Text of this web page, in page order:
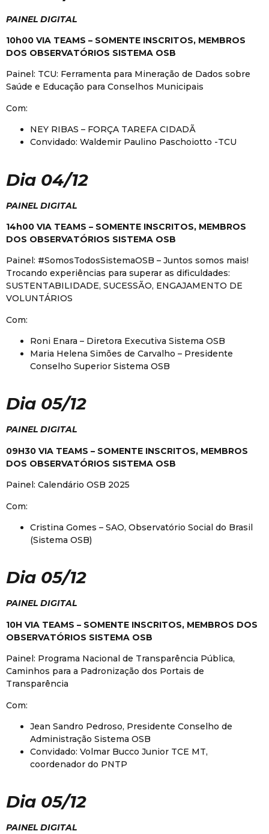
PAINEL DIGITAL
10h00 VIA TEAMS – SOMENTE INSCRITOS, MEMBROS
DOS OBSERVATÓRIOS SISTEMA OSB
Painel: TCU: Ferramenta para Mineração de Dados sobre
Saúde e Educação para Conselhos Municipais
Com:
NEY RIBAS – FORÇA TAREFA CIDADÃ
Convidado: Waldemir Paulino Paschoiotto -TCU
Dia 04/12
PAINEL DIGITAL
14h00 VIA TEAMS – SOMENTE INSCRITOS, MEMBROS
DOS OBSERVATÓRIOS SISTEMA OSB
Painel: #SomosTodosSistemaOSB – Juntos somos mais!
Trocando experiências para superar as dificuldades:
SUSTENTABILIDADE, SUCESSÃO, ENGAJAMENTO DE
VOLUNTÁRIOS
Com:
Roni Enara – Diretora Executiva Sistema OSB
Maria Helena Simões de Carvalho – Presidente
Conselho Superior Sistema OSB
Dia 05/12
PAINEL DIGITAL
09H30 VIA TEAMS – SOMENTE INSCRITOS, MEMBROS
DOS OBSERVATÓRIOS SISTEMA OSB
Painel: Calendário OSB 2025
Com:
Cristina Gomes – SAO, Observatório Social do Brasil
(Sistema OSB)
Dia 05/12
PAINEL DIGITAL
10H VIA TEAMS – SOMENTE INSCRITOS, MEMBROS DOS
OBSERVATÓRIOS SISTEMA OSB
Painel: Programa Nacional de Transparência Pública,
Caminhos para a Padronização dos Portais de
Transparência
Com:
Jean Sandro Pedroso, Presidente Conselho de
Administração Sistema OSB
Convidado: Volmar Bucco Junior TCE MT,
coordenador do PNTP
Dia 05/12
PAINEL DIGITAL